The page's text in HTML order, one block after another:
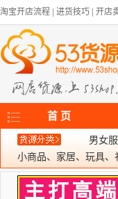
淘宝开店流程 进货技巧 开店
首 页
男女
小商品、家居、玩具、